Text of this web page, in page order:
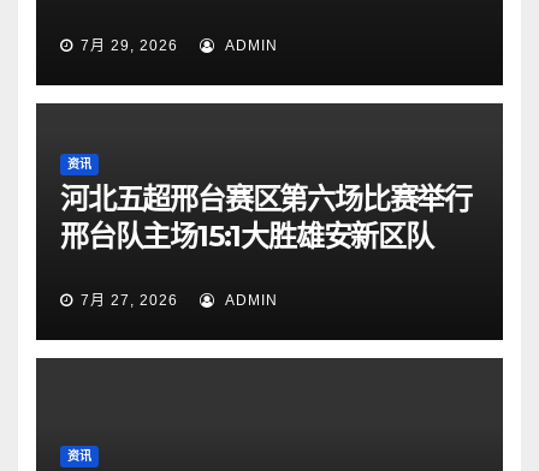
7月 29, 2026 ADMIN
资讯
河北五超邢台赛区第六场比赛举行
邢台队主场15:1大胜雄安新区队
7月 27, 2026 ADMIN
资讯